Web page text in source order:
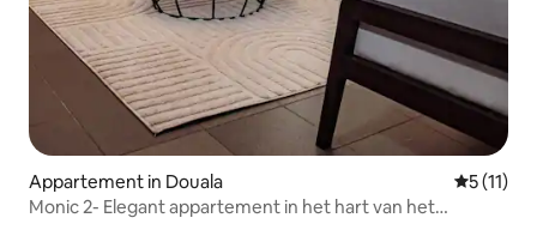
Appartement in Douala
5 (11)
Monic 2- Elegant appartement in het hart van het